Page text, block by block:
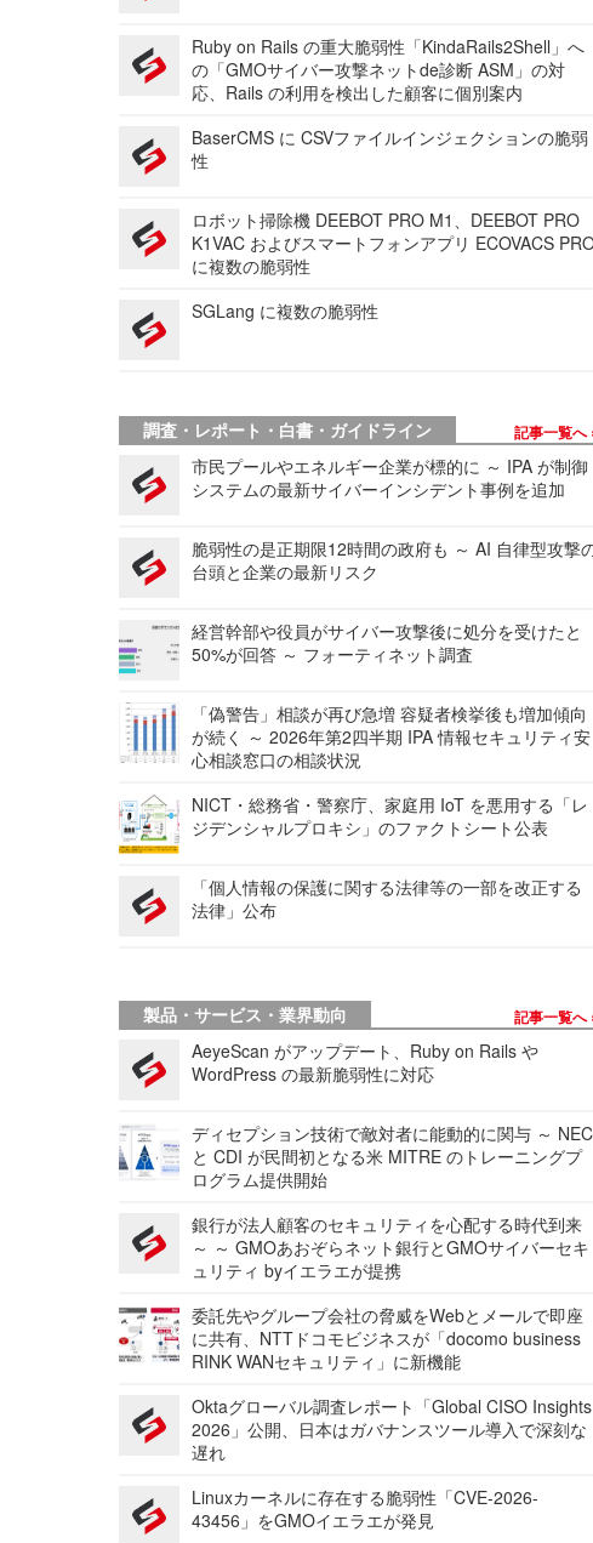
Ruby on Rails の重大脆弱性「KindaRails2Shell」へ
の「GMOサイバー攻撃ネットde診断 ASM」の対
応、Rails の利用を検出した顧客に個別案内
BaserCMS に CSVファイルインジェクションの脆弱
性
ロボット掃除機 DEEBOT PRO M1、DEEBOT PRO
K1VAC およびスマートフォンアプリ ECOVACS
に複数の脆弱性
SGLang に複数の脆弱性
調査・レポート・白書・ガイドライン 記事一覧へ
市民プールやエネルギー企業が標的に ～ IPA が制御
システムの最新サイバーインシデント事例を追加
脆弱性の是正期限12時間の政府も ～ AI 自律型攻撃
台頭と企業の最新リスク
経営幹部や役員がサイバー攻撃後に処分を受けたと
50%が回答 ～ フォーティネット調査
「偽警告」相談が再び急増 容疑者検挙後も増加傾向
が続く ～ 2026年第2四半期 IPA 情報セキュリティ安
心相談窓口の相談状況
NICT・総務省・警察庁、家庭用 IoT を悪用する「レ
ジデンシャルプロキシ」のファクトシート公表
「個人情報の保護に関する法律等の一部を改正する
法律」公布
製品・サービス・業界動向 記事一覧へ
AeyeScan がアップデート、Ruby on Rails や
WordPress の最新脆弱性に対応
ディセプション技術で敵対者に能動的に関与 ～ NEC
と CDI が民間初となる米 MITRE のトレーニングプ
ログラム提供開始
銀行が法人顧客のセキュリティを心配する時代到来
～ ～ GMOあおぞらネット銀行とGMOサイバーセキ
ュリティ byイエラエが提携
委託先やグループ会社の脅威をWebとメールで即座
に共有、NTTドコモビジネスが「docomo business
RINK WANセキュリティ」に新機能
Oktaグローバル調査レポート「Global CISO Insights
2026」公開、日本はガバナンスツール導入で深刻な
遅れ
Linuxカーネルに存在する脆弱性「CVE-2026-
43456」をGMOイエラエが発見